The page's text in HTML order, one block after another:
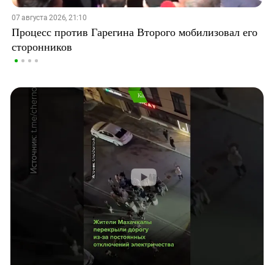
07 августа 2026, 21:10
Процесс против Гарегина Второго мобилизовал его
сторонников